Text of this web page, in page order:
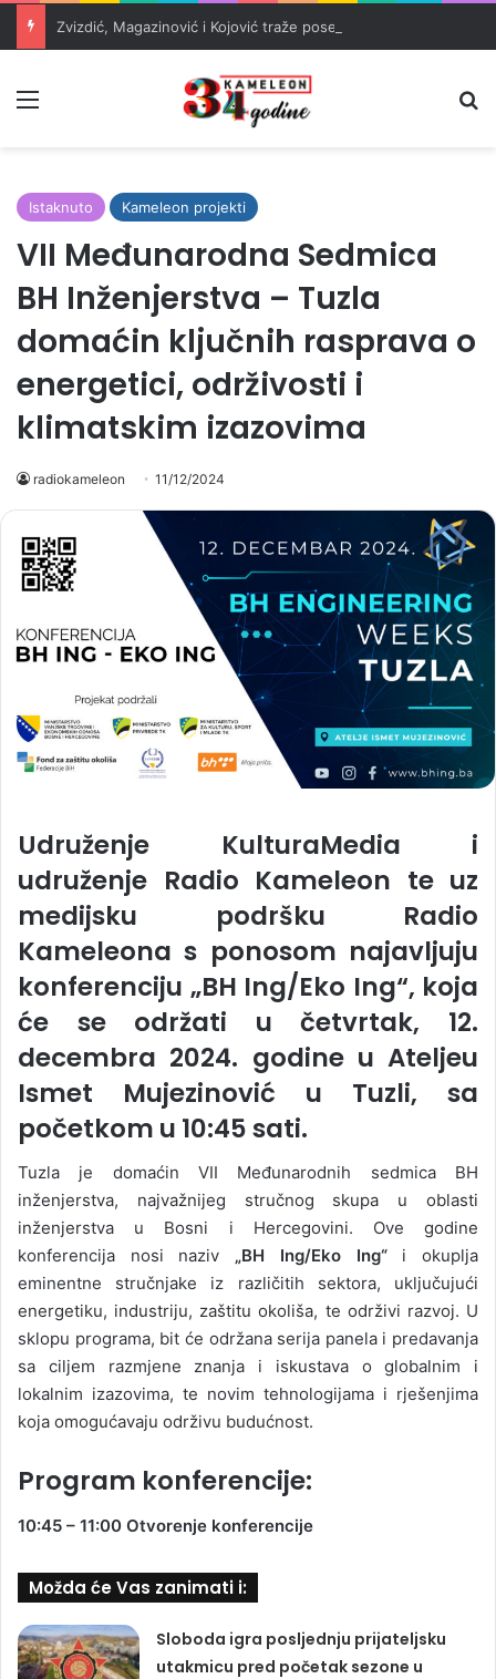
Istaknuto Kameleon projekti
VII Međunarodna Sedmica
BH Inženjerstva – Tuzla
domaćin ključnih rasprava o
energetici, održivosti i
klimatskim izazovima
radiokameleon 11/12/2024
Udruženje KulturaMedia i
udruženje Radio Kameleon te uz
medijsku podršku Radio
Kameleona s ponosom najavljuju
konferenciju „BH Ing/Eko Ing“, koja
će se održati u četvrtak, 12.
decembra 2024. godineu Ateljeu
Ismet Mujezinović u Tuzli, sa
početkom u 10:45 sati.
Tuzla je domaćin VII Međunarodnih sedmica BH
inženjerstva, najvažnijeg stručnog skupa u oblasti
inženjerstva u Bosni i Hercegovini. Ove godine
konferencija nosi naziv „BH Ing/Eko Ing“i okuplja
eminentne stručnjake iz različitih sektora, uključujući
energetiku, industriju, zaštitu okoliša, te održivi razvoj. U
sklopu programa, bit će održana serija panela i predavanja
sa ciljem razmjene znanja i iskustava o globalnim i
lokalnim izazovima, te novim tehnologijama i rješenjima
koja omogućavaju održivu budućnost.
Program konferencije:
10:45 – 11:00 Otvorenje konferencije
Možda će Vas zanimati i:
Sloboda igra posljednju prijateljsku
utakmicu pred početak sezone u